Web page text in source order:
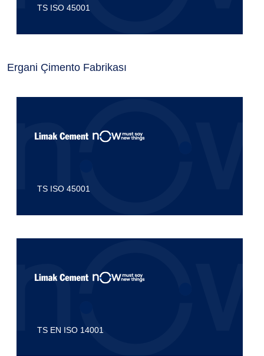
TS ISO 45001
Ergani Çimento Fabrikası
TS ISO 45001
TS EN ISO 14001